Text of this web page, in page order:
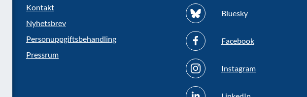
Kontakt
Nyhetsbrev
Personuppgiftsbehandling
Pressrum
Bluesky
Facebook
Instagram